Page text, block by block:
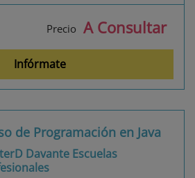
Precio A Consultar
Infórmate
de Programación en Java
Davante Escuelas